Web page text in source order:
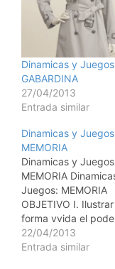
Dinamicas y
GABARDINA
27/04/2013
Entrada similar
Dinamicas y
MEMORIA
Dinamicas y
MEMORIA
Juegos: MEMORIA
OBJETIVO I.
forma vvida el
cerebro para hacer
remembranza
22/04/2013
Entrada similar